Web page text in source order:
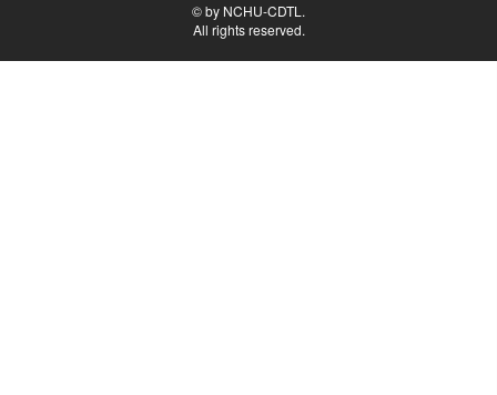
© by NCHU-CDTL.
All rights reserved.